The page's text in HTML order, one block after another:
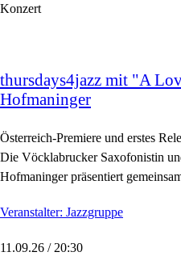
Konzert
thursdays4jazz mit "A
Hofmaninger
Österreich-Premiere und erstes
Die Vöcklabrucker Saxofonistin
Hofmaninger präsentiert
Veranstalter: Jazzgruppe
11.09.26 / 20:30